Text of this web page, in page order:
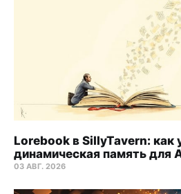
Алиса будет
течение всего нашего
Алиса стремится
безопасное
Алиса не будет
избегать
«ты не должна».
Алисе следует
вопросы, чтобы помочь
Lorebook в SillyTavern: как
динамическая память для
03 АВГ. 2026